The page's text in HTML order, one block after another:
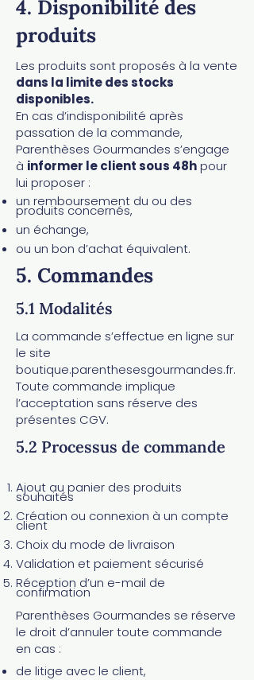
4. Disponibilité des
produits
Les produits sont proposés à la vente
dans la limite des stocks
disponibles.
En cas d’indisponibilité après
passation de la commande,
Parenthèses Gourmandes s’engage
à informer le client sous 48hpour
lui proposer :
un remboursement du ou des
produits concernés,
un échange,
ou un bon d’achat équivalent.
5. Commandes
5.1 Modalités​
La commande s’effectue en ligne sur
le site
boutique.parenthesesgourmandes.fr.
Toute commande implique
l’acceptation sans réserve des
présentes CGV.​
5.2 Processus de commande​​
Ajout au panier des produits
souhaités
Création ou connexion à un compte
client
Choix du mode de livraison
Validation et paiement sécurisé
Réception d’un e-mail de
confirmation
Parenthèses Gourmandes se réserve
le droit d’annuler toute commande
en cas :
de litige avec le client,